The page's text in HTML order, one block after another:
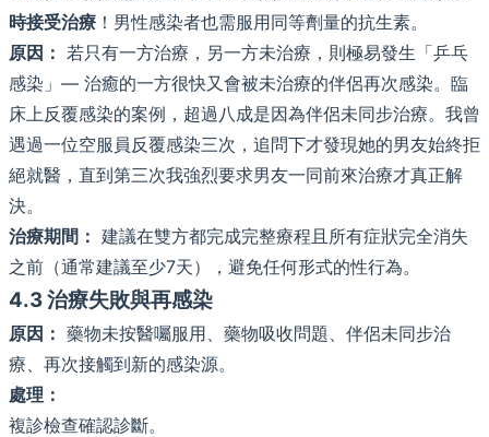
時接受治療 ！男性感染者也需服用同等劑量的抗生素。
原因： 若只有一方治療，另一方未治療，則極易發生「乒乓
感染」— 治癒的一方很快又會被未治療的伴侶再次感染。臨
床上反覆感染的案例，超過八成是因為伴侶未同步治療。我曾
遇過一位空服員反覆感染三次，追問下才發現她的男友始終拒
絕就醫，直到第三次我強烈要求男友一同前來治療才真正解
決。
治療期間： 建議在雙方都完成完整療程且所有症狀完全消失
之前（通常建議至少7天），避免任何形式的性行為。
4.3 治療失敗與再感染
原因： 藥物未按醫囑服用、藥物吸收問題、伴侶未同步治
療、再次接觸到新的感染源。
處理：
複診檢查確認診斷。